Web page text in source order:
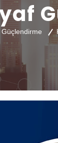
Güçlendirme